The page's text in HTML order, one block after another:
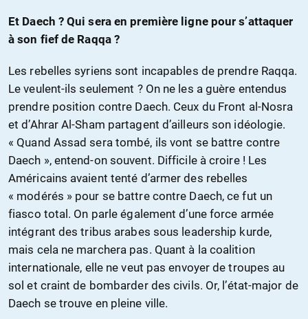
Et Daech ? Qui sera en première ligne pour s’attaquer
à son fief de Raqqa ?
Les rebelles syriens sont incapables de prendre Raqqa.
Le veulent-ils seulement ? On ne les a guère entendus
prendre position contre Daech. Ceux du Front al-Nosra
et d’Ahrar Al-Sham partagent d’ailleurs son idéologie.
« Quand Assad sera tombé, ils vont se battre contre
Daech », entend-on souvent. Difficile à croire ! Les
Américains avaient tenté d’armer des rebelles
« modérés » pour se battre contre Daech, ce fut un
fiasco total. On parle également d’une force armée
intégrant des tribus arabes sous leadership kurde,
mais cela ne marchera pas. Quant à la coalition
internationale, elle ne veut pas envoyer de troupes au
sol et craint de bombarder des civils. Or, l’état-major de
Daech se trouve en pleine ville.